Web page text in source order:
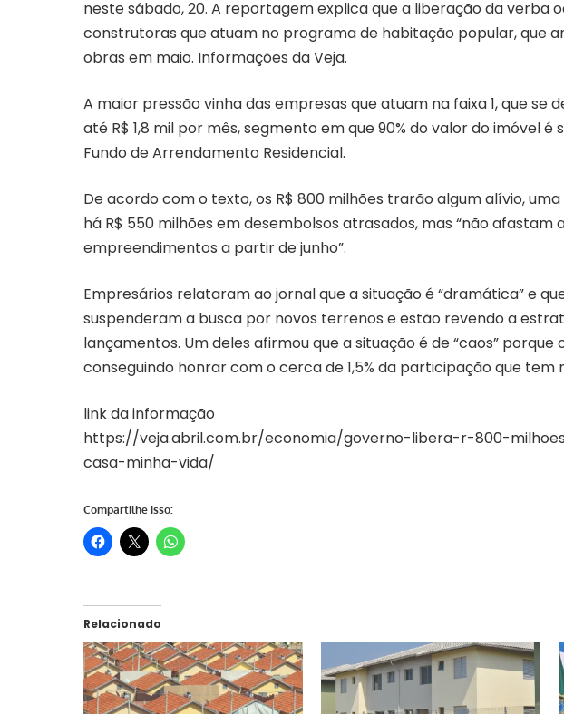
neste sábado, 20. A reportagem explica que a liberação da verba
construtoras que atuam no programa de habitação popular, que
obras em maio. Informações da Veja.
A maior pressão vinha das empresas que atuam na faixa 1, que se
até R$ 1,8 mil por mês, segmento em que 90% do valor do imóvel é
Fundo de Arrendamento Residencial.
De acordo com o texto, os R$ 800 milhões trarão algum alívio,
há R$ 550 milhões em desembolsos atrasados, mas “não afastam
empreendimentos a partir de junho”.
Empresários relataram ao jornal que a situação é “dramática” e
suspenderam a busca por novos terrenos e estão revendo a
lançamentos. Um deles afirmou que a situação é de “caos” porque
conseguindo honrar com o cerca de 1,5% da participação que tem
link da informação
https://veja.abril.com.br/economia/governo-libera-r-800-
casa-minha-vida/
Compartilhe isso:
Relacionado